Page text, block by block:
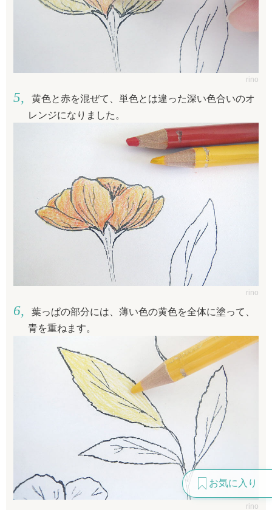
rino
黄色と赤を混ぜて、単色とは違った深い色合いのオ
レンジになりました。
rino
葉っぱの部分には、薄い色の黄色を全体に塗って、
青を重ねます。
rino
お気に入り